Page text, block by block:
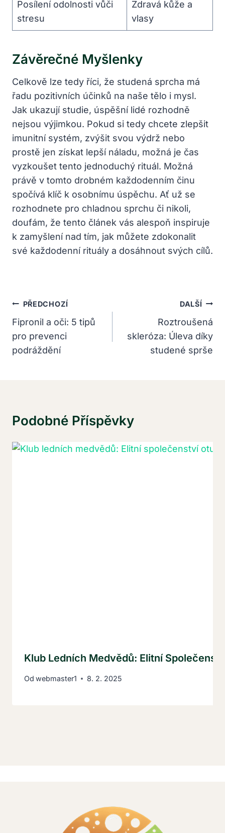
Posílení odolnosti ‍vůči
stresu
Zdravá ‌kůže a
vlasy
Závěrečné Myšlenky
Celkově lze tedy říci, že studená sprcha má
řadu⁤ pozitivních účinků na naše tělo i ⁢mysl.‌
Jak⁣ ukazují studie, úspěšní lidé rozhodně
nejsou výjimkou. Pokud si tedy chcete zlepšit
imunitní systém, zvýšit svou výdrž nebo
prostě jen získat lepší‍ náladu,⁢ možná je čas
vyzkoušet tento jednoduchý‌ rituál. Možná
právě v tomto drobném každodenním činu
spočívá⁣ klíč ​k osobnímu úspěchu. Ať už se
rozhodnete pro chladnou sprchu či nikoli,
doufám, že tento článek vás alespoň inspiruje
k ​zamyšlení nad ⁣tím, jak můžete zdokonalit
své každodenní rituály a dosáhnout svých cílů.
Navigace
Pro
Příspěvek
PŘEDCHOZÍ
Fipronil a oči: 5 tipů
pro prevenci
podráždění
DALŠÍ
Roztroušená
skleróza: Úleva díky
studené sprše
Podobné Příspěvky
Klub Ledních Medvědů: Elitní
Od webmaster1 8. 2. 2025